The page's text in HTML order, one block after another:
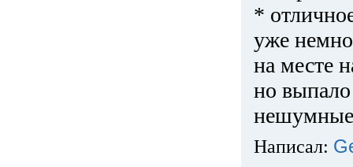
*
уже
на месте
но
нешумные
Написал: